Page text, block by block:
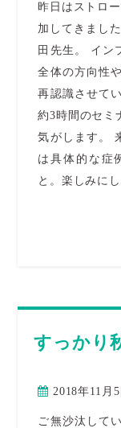
昨日はストロ
加してきまし
田先生。 イン
全体の方向性
再認識させて
約3時間のセミ
気がします。
は具体的な症
と。楽しみに
すっかり
2018年11月5
ご無沙汰して